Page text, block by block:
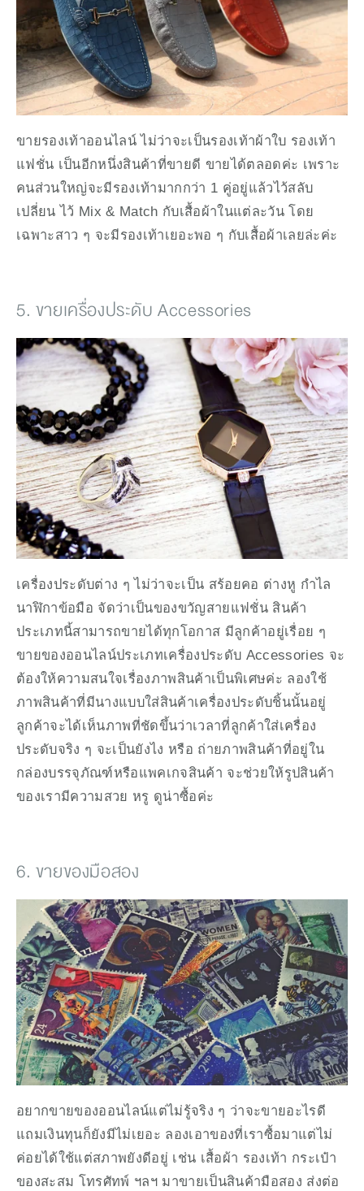
ขายรองเท้าออนไลน์ ไม่ว่าจะเป็นรองเท้าผ้าใบ รองเท้า
แฟชั่น เป็นอีกหนึ่งสินค้าที่ขายดี ขายได้ตลอดค่ะ เพราะ
คนส่วนใหญ่จะมีรองเท้ามากกว่า 1 คู่อยู่แล้วไว้สลับ
เปลี่ยน ไว้ Mix & Match กับเสื้อผ้าในแต่ละวัน โดย
เฉพาะสาว ๆ จะมีรองเท้าเยอะพอ ๆ กับเสื้อผ้าเลยล่ะค่ะ
5. ขายเครื่องประดับ Accessories
เครื่องประดับต่าง ๆ ไม่ว่าจะเป็น สร้อยคอ ต่างหู กำไล
นาฬิกาข้อมือ จัดว่าเป็นของขวัญสายแฟชั่น สินค้า
ประเภทนี้สามารถขายได้ทุกโอกาส มีลูกค้าอยู่เรื่อย ๆ
ขายของออนไลน์ประเภทเครื่องประดับ Accessories จะ
ต้องให้ความสนใจเรื่องภาพสินค้าเป็นพิเศษค่ะ ลองใช้
ภาพสินค้าที่มีนางแบบใส่สินค้าเครื่องประดับชิ้นนั้นอยู่
ลูกค้าจะได้เห็นภาพที่ชัดขึ้นว่าเวลาที่ลูกค้าใส่เครื่อง
ประดับจริง ๆ จะเป็นยังไง หรือ ถ่ายภาพสินค้าที่อยู่ใน
กล่องบรรจุภัณฑ์หรือแพคเกจสินค้า จะช่วยให้รูปสินค้า
ของเรามีความสวย หรู ดูน่าซื้อค่ะ
6. ขายของมือสอง
อยากขายของออนไลน์แต่ไม่รู้จริง ๆ ว่าจะขายอะไรดี
แถมเงินทุนก็ยังมีไม่เยอะ ลองเอาของที่เราซื้อมาแต่ไม่
ค่อยได้ใช้แต่สภาพยังดีอยู่ เช่น เสื้อผ้า รองเท้า กระเป๋า
ของสะสม โทรศัทพ์ ฯลฯ มาขายเป็นสินค้ามือสอง ส่งต่อ